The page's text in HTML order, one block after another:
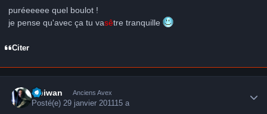
puréeeeee quel boulot !
je pense qu'avec ça tu vasêtre tranquille
Citer
Obiwan Anciens Avex
Posté(e)29 janvier 201115 a